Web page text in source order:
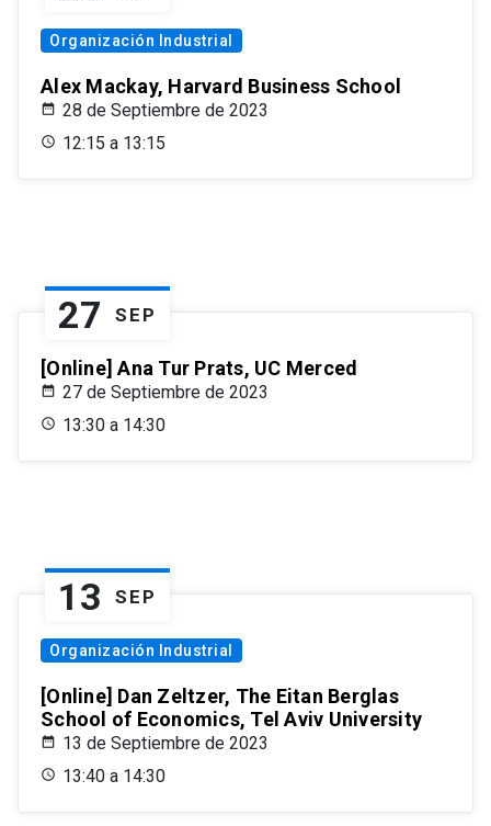
Organización Industrial
Alex Mackay, Harvard Business School
28 de Septiembre de 2023
12:15 a 13:15
27 SEP
[Online] Ana Tur Prats, UC Merced
27 de Septiembre de 2023
13:30 a 14:30
13 SEP
Organización Industrial
[Online] Dan Zeltzer, The Eitan Berglas
School of Economics, Tel Aviv University
13 de Septiembre de 2023
13:40 a 14:30